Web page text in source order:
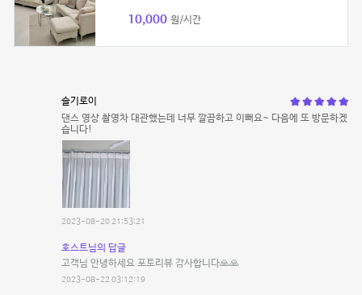
10,000 원/시간
슬기로이
댄스 영상 촬영차 대관했는데 너무 깔끔하고 이뻐요~ 다음에 또 방문하겠
습니다!
2023-08-20 21:53:21
호스트님의 답글
고객님 안녕하세요 포토리뷰 감사합니다🙏🙏
2023-08-22 03:12:19